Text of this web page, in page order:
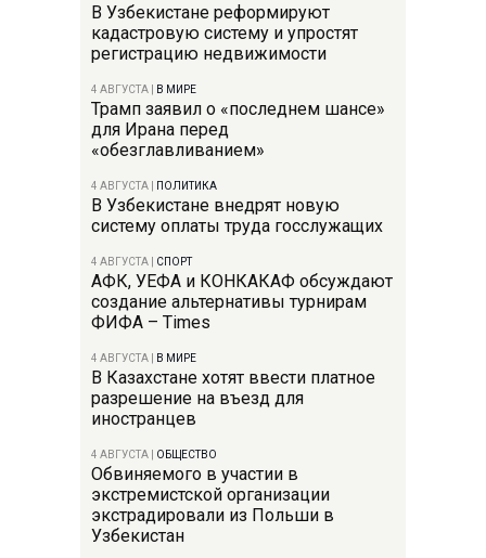
В Узбекистане реформируют
кадастровую систему и упростят
регистрацию недвижимости
4 АВГУСТА В МИРЕ
Трамп заявил о «последнем шансе»
для Ирана перед
«обезглавливанием»
4 АВГУСТА ПОЛИТИКА
В Узбекистане внедрят новую
систему оплаты труда госслужащих
4 АВГУСТА СПОРТ
АФК, УЕФА и КОНКАКАФ обсуждают
создание альтернативы турнирам
ФИФА – Times
4 АВГУСТА В МИРЕ
В Казахстане хотят ввести платное
разрешение на въезд для
иностранцев
4 АВГУСТА ОБЩЕСТВО
Обвиняемого в участии в
экстремистской организации
экстрадировали из Польши в
Узбекистан